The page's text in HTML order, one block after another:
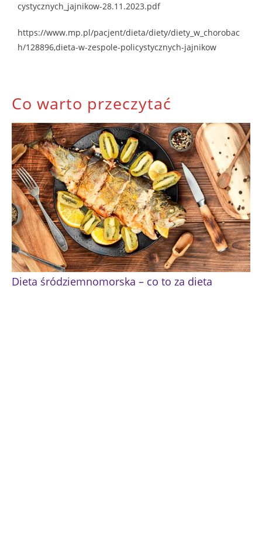
cystycznych_jajnikow-28.11.2023.pdf
https://www.mp.pl/pacjent/dieta/diety/diety_w_chorobac
h/128896,dieta-w-zespole-policystycznych-jajnikow
Co warto przeczytać
Dieta śródziemnomorska – co to za dieta